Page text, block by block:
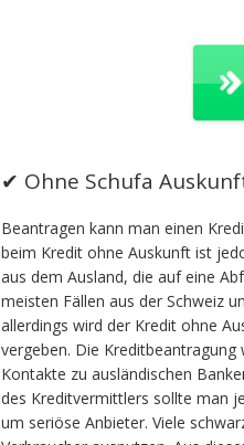
✔ Ohne Schufa
Beantragen kann man einen
beim Kredit ohne Auskunft ist
aus dem Ausland, die auf eine
meisten Fällen aus der Schweiz
allerdings wird der Kredit ohne
vergeben. Die
Kontakte zu ausländischen
des Kreditvermittlers sollte man
um seriöse Anbieter. Viele